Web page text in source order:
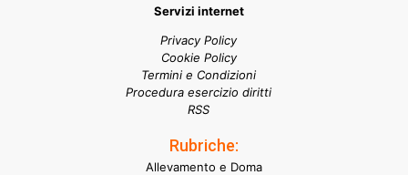
Servizi internet
Privacy Policy
Cookie Policy
Termini e Condizioni
Procedura esercizio diritti
RSS
Rubriche:
Allevamento e Doma